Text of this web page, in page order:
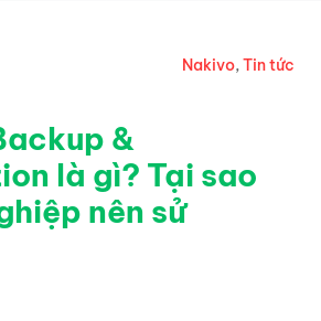
Nakivo,Tin tức
&
là gì? Tại sao
nên sử